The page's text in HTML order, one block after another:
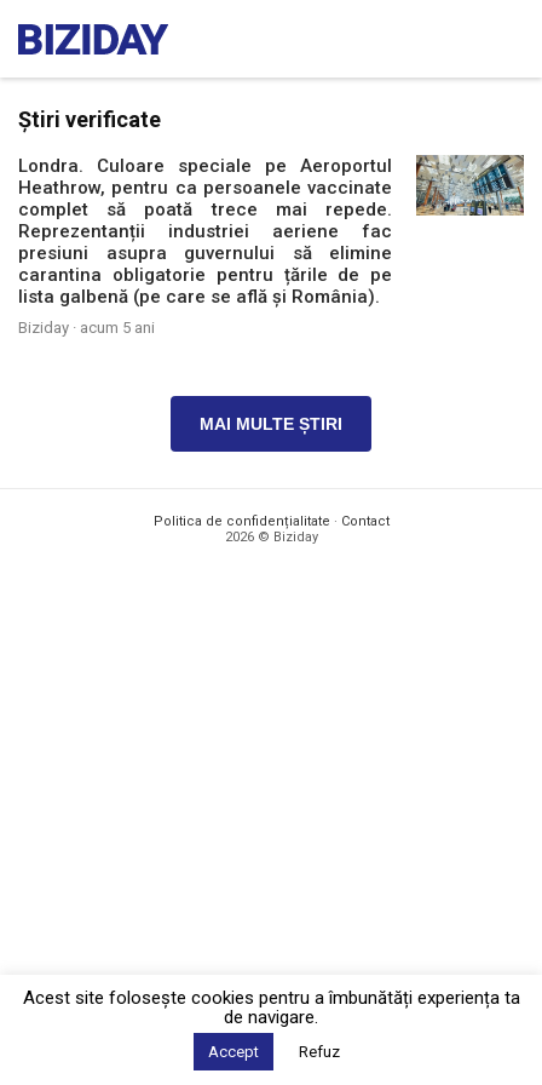
Știri verificate
Londra. Culoare speciale pe Aeroportul
Heathrow, pentru ca persoanele vaccinate
complet să poată trece mai repede.
Reprezentanții industriei aeriene fac
presiuni asupra guvernului să elimine
carantina obligatorie pentru țările de pe
lista galbenă (pe care se află și România).
Biziday · acum 5 ani
MAI MULTE ȘTIRI
Politica de confidențialitate · Contact
2026 © Biziday
Acest site foloseşte cookies pentru a îmbunătăți experiența ta
de navigare.
Accept Refuz